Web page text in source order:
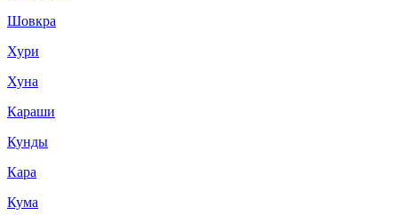
Шовкра
Хури
Хуна
Караши
Кунды
Кара
Кума